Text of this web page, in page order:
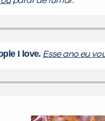
I love. Esse ano eu